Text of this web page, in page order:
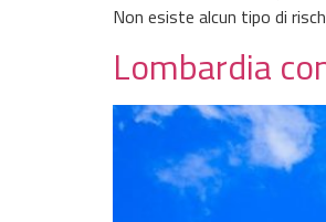
Non esiste alcun tipo di
Lombardia